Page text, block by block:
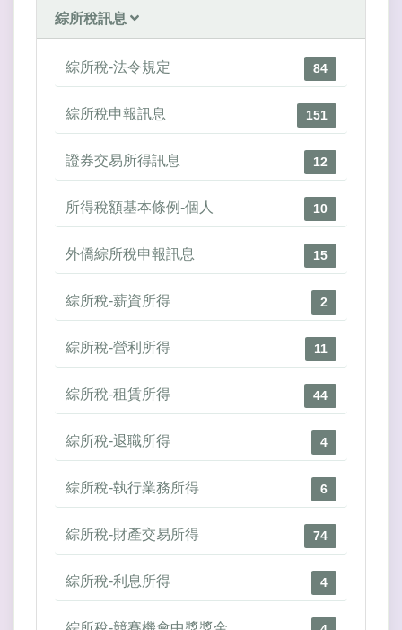
綜所稅訊息
綜所稅-法令規定 84
綜所稅申報訊息 151
證券交易所得訊息 12
所得稅額基本條例-個人 10
外僑綜所稅申報訊息 15
綜所稅-薪資所得 2
綜所稅-營利所得 11
綜所稅-租賃所得 44
綜所稅-退職所得 4
綜所稅-執行業務所得 6
綜所稅-財產交易所得 74
綜所稅-利息所得 4